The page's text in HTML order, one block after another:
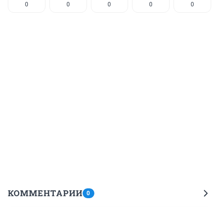
0 0 0 0 0
КОММЕНТАРИИ 0